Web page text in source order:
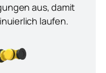
aus, damit
laufen.